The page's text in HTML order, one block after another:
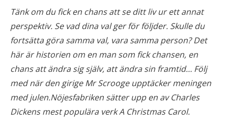
Tänk om du fick en chans att se ditt liv ur ett annat
perspektiv. Se vad dina val ger för följder. Skulle du
fortsätta göra samma val, vara samma person? Det
här är historien om en man som fick chansen, en
chans att ändra sig själv, att ändra sin framtid… Följ
med när den girige Mr Scrooge upptäcker meningen
med julen.Nöjesfabriken sätter upp en av Charles
Dickens mest populära verk A Christmas Carol.